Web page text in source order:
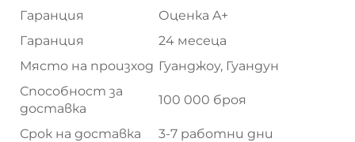
Гаранция
Оценка A+
Гаранция
24 месеца
Място на произход Гуанджоу, Гуандун
Способност за
доставка
100 000 броя
Срок на доставка
3-7 работни дни